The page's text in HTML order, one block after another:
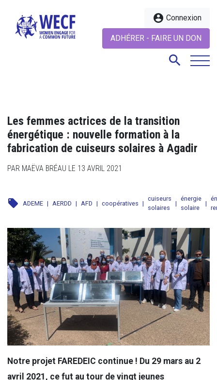
account_circle Connexion
ADHÉRER - FAIRE UN DON
search
Les femmes actrices de la transition
énergétique : nouvelle formation à la
fabrication de cuiseurs solaires à Agadir
PAR MAËVA BRÉAU LE 13 AVRIL 2021
local_offer ADEME | AERDD | AFD | coopératives |
cuiseurs
solaires
|
énergie
solaire
|
Notre projet FAREDEIC continue ! Du 29 mars au 2
avril 2021, ce fut au tour de vingt jeunes